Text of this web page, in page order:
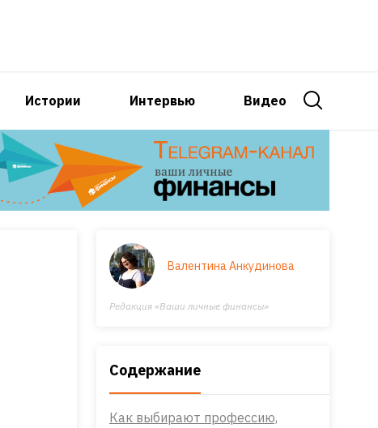
Истории Интервью Видео
Валентина Анкудинова
Редакция «Ваши личные финансы»
Содержание
Как выбирают профессию,